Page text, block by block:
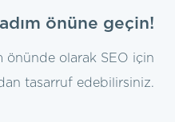
önüne geçin!
önünde olarak SEO için
tasarruf edebilirsiniz.